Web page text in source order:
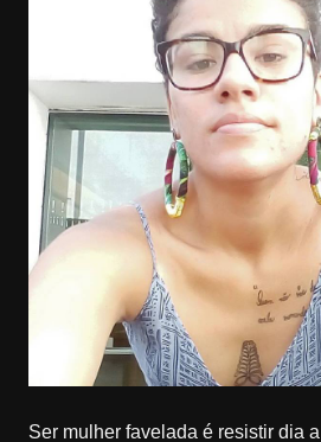
Ser mulher favelada é resistir dia